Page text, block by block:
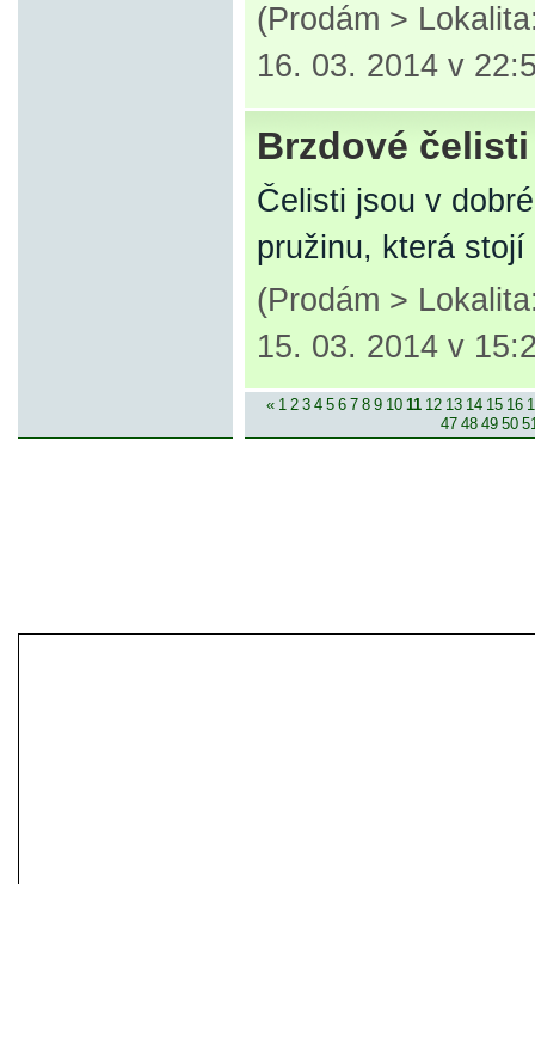
(Prodám >
16. 03. 2014 v
Brzdové
Čelisti jsou v
pružinu, která
(Prodám >
15. 03. 2014 v
« 1 2 3 4 5 6 7 8 9 10 11 12 13 14 15 16
47 48 49 50